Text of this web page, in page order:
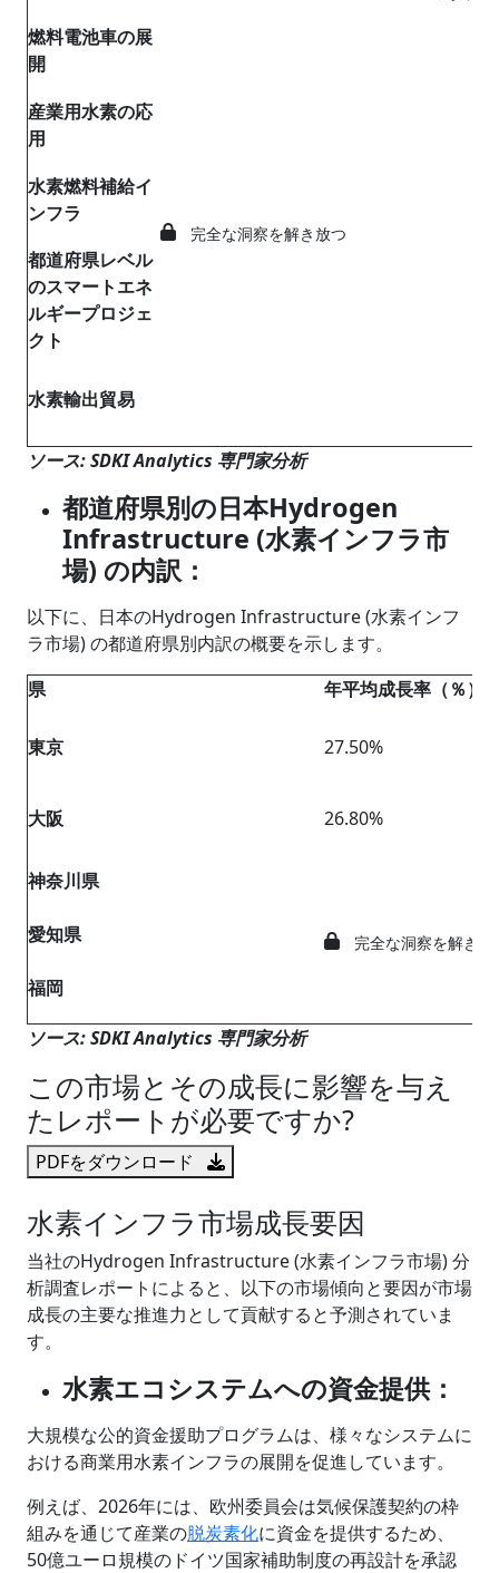
燃料電池車の展
開
完全な洞察を解き放つ
産業用水素の応
用
水素燃料補給イ
ンフラ
都道府県レベル
のスマートエネ
ルギープロジェ
クト
水素輸出貿易
ソース: SDKI Analytics 専門家分析
都道府県別の日本Hydrogen
Infrastructure (水素インフラ市
場) の内訳：
以下に、日本のHydrogen Infrastructure (水素インフ
ラ市場) の都道府県別内訳の概要を示します。
県
年平均成長率（％）
東京 27.50%
大阪 26.80%
神奈川県
完全な洞察を解き放
愛知県
福岡
ソース: SDKI Analytics 専門家分析
この市場とその成長に影響を与え
たレポートが必要ですか?
PDFをダウンロード
水素インフラ市場成長要因
当社のHydrogen Infrastructure (水素インフラ市場) 分
析調査レポートによると、以下の市場傾向と要因が市場
成長の主要な推進力として貢献すると予測されていま
す。
水素エコシステムへの資金提供：
大規模な公的資金援助プログラムは、様々なシステムに
おける商業用水素インフラの展開を促進しています。
例えば、2026年には、欧州委員会は気候保護契約の枠
組みを通じて産業の脱炭素化に資金を提供するため、
50億ユーロ規模のドイツ国家補助制度の再設計を承認